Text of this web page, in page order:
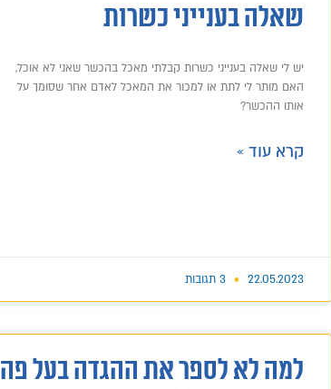
שאלה בענייני כשרות
יש לי שאלה בענייני כשרות קבלתי מאכל בהכשר שאני לא אוכל,
האם מותר לי לתת או למכור את המאכל לאדם אחר שסומך על
אותו ההכשר?
קרא עוד »
22.05.2023 3 תגובות
למה לא לספר את ההגדה בעל פה